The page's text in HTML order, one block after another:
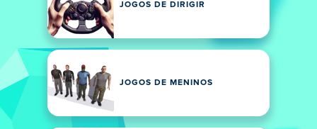
JOGOS DE DIRIGIR
JOGOS DE MENINOS